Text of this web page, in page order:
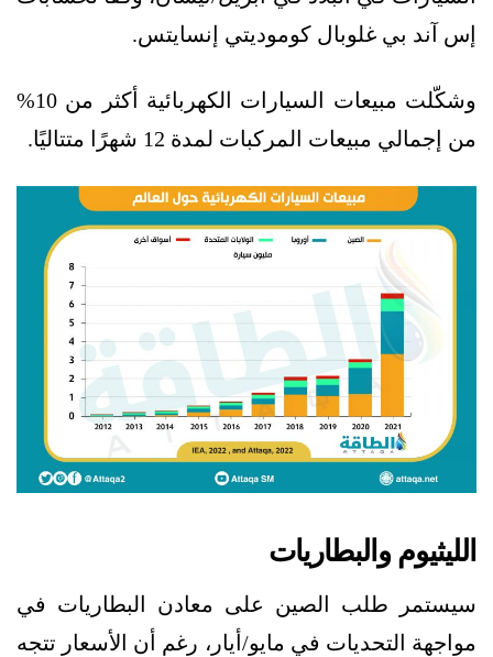
إس آند بي غلوبال كوموديتي إنسايتس.
وشكّلت مبيعات السيارات الكهربائية أكثر من 10%
من إجمالي مبيعات المركبات لمدة 12 شهرًا متتاليًا.
الليثيوم والبطاريات
سيستمر طلب الصين على معادن البطاريات في
مواجهة التحديات في مايو/أيار، رغم أن الأسعار تتجه